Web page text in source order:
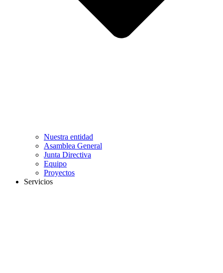
Nuestra entidad
Asamblea General
Junta Directiva
Equipo
Proyectos
Servicios